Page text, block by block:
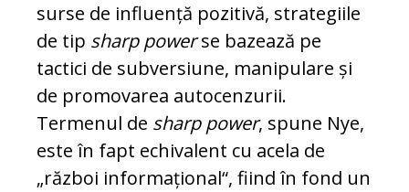
surse de influență pozitivă, strategiile
de tip sharp powerse bazează pe
tactici de subversiune, manipulare și
de pro­mo­varea autocenzurii.
Termenul de sharp power, spune Nye,
este în fapt echivalent cu acela de
„război informațional“, fiind în fond un